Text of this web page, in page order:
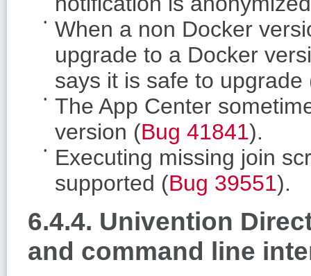
When a non Docker
upgrade to a Docker
says it is safe to upgrade
The App Center
version (Bug 41841).
Executing missing join
supported (Bug 39551).
6.4.4. Univention
and command line